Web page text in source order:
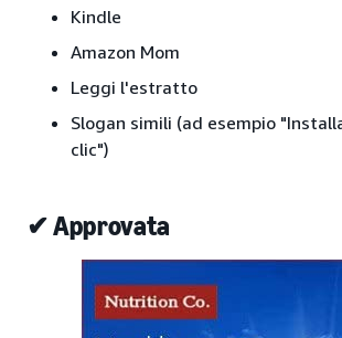
Kindle
Amazon Mom
Leggi l'estratto
Slogan simili (ad esempio
clic")
✔ Approvata